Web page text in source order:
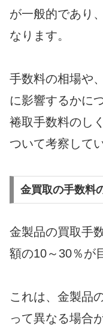
が一般的であり
なります。
手数料の相場や
に影響するかに
裷取手数料のし
ついて考察して
金買取の手数料
金製品の買取手
額の10～30％が
これは、金製品
って異なる場合